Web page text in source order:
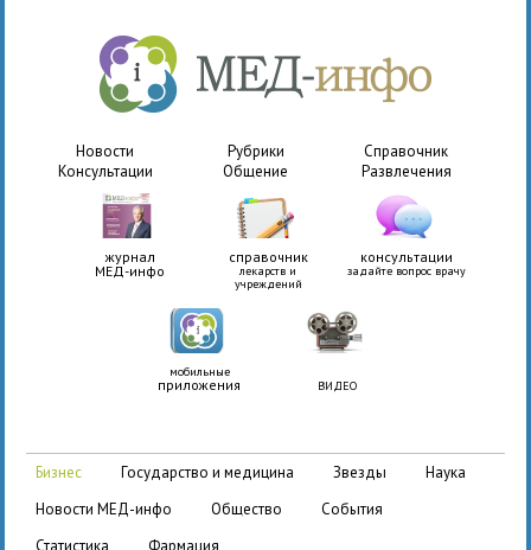
Новости Рубрики
Справочник
Консультации
Общение Развлечения
журнал
МЕД-инфо
справочник
лекарств и
учреждений
консультации
задайте вопрос врачу
мобильные
приложения ВИДЕО
бизнес государство и медицина звезды
наука
новости МЕД-инфо
общество
события
статистика
фармация